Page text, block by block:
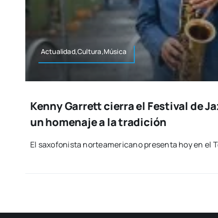
Actualidad,Cultura,Música
Kenny Garrett cierra el Festival de
un homenaje a la tradición
El saxo­fo­nis­ta nor­te­ame­ri­cano pre­sen­ta hoy en el